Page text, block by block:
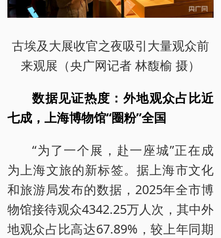
古埃及大展收官之夜吸引大量观众前
来观展（央广网记者 林馥榆 摄）
数据见证热度：外地观众占比近
七成，上海博物馆“圈粉”全国
“为了一个展，赴一座城”正在成
为上海文旅的新标签。据上海市文化
和旅游局发布的数据，2025年全市博
物馆接待观众4342.25万人次，其中外
地观众占比高达67.89%，较上年同期